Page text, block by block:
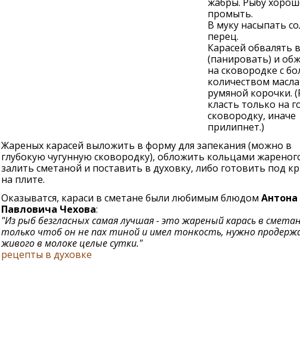
промыть.
В муку насыпать
перец.
Карасей обвалять
(панировать) и
на сковородке с
количеством
румяной корочки.
класть только на
сковородку, иначе
прилипнет.)
Жареных карасей выложить в форму для запекания (можно в
глубокую чугунную сковородку), обложить кольцами
залить сметаной и поставить в духовку, либо готовить под
на плите.
Оказыватся, караси в сметане были любимым блюдом Антона
Павловича Чехова:
"Из рыб безгласных самая лучшая - это жареный карась в
только чтоб он не пах тиной и имел тонкость, нужно
живого в молоке целые сутки."
рецепты в духовке